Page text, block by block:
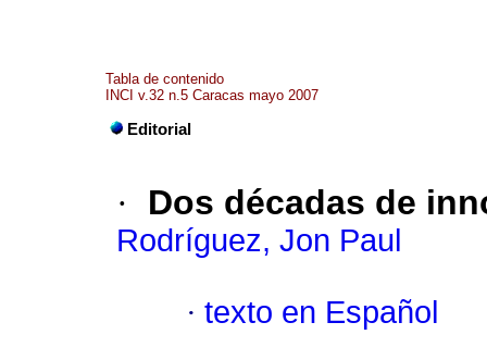
Tabla de contenido
INCI v.32 n.5 Caracas mayo 2007
Editorial
· Dos décadas de
Rodríguez, Jon Paul
· texto en Español